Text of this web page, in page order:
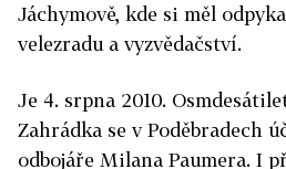
Jáchymově, kde si měl
velezradu a vyzvědačství.
Je 4. srpna 2010.
Zahrádka se v Poděbradech
odbojáře Milana Paumera. I